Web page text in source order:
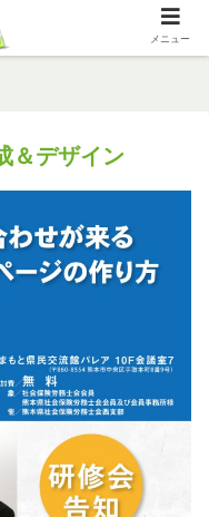
＆デザイン
メニュー